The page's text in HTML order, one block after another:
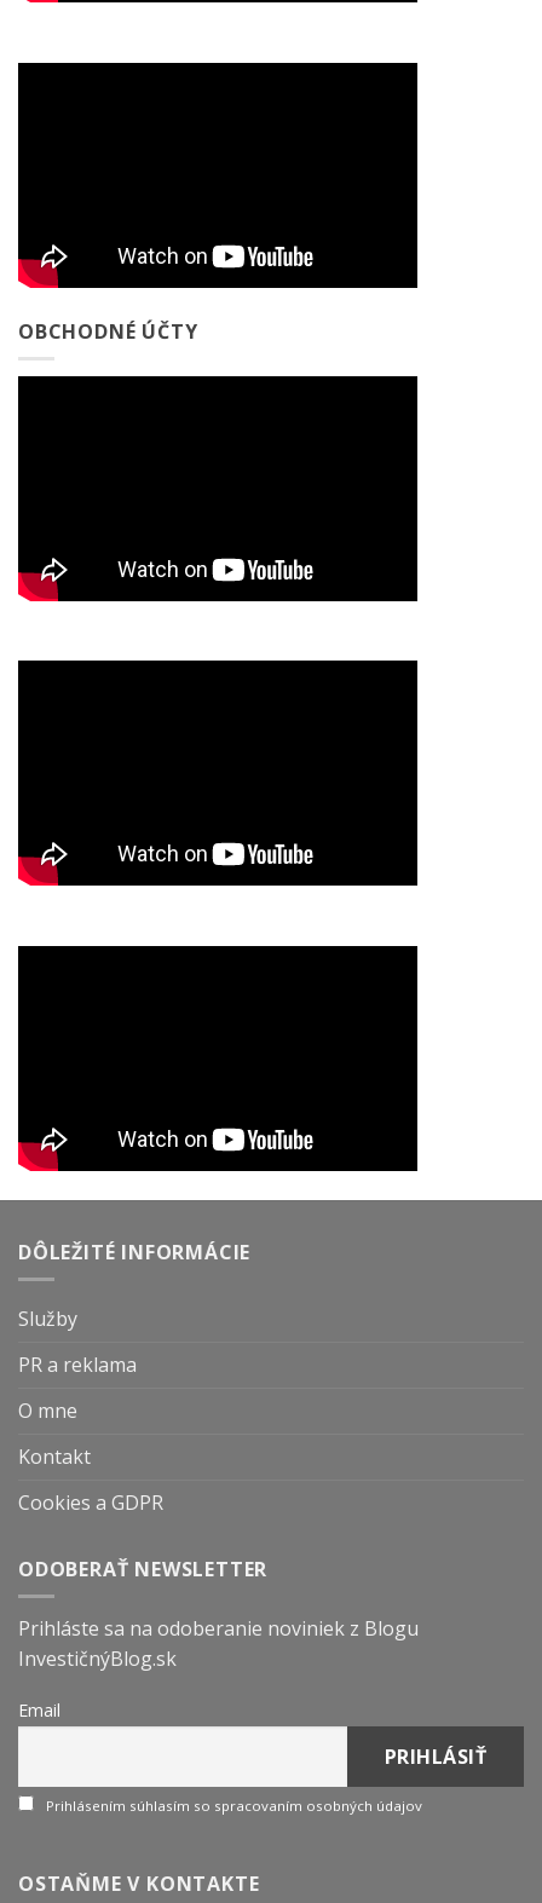
OBCHODNÉ ÚČTY
DÔLEŽITÉ INFORMÁCIE
Služby
PR a reklama
O mne
Kontakt
Cookies a GDPR
ODOBERAŤ NEWSLETTER
Prihláste sa na odoberanie noviniek z Blogu
InvestičnýBlog.sk
Email
Prihlásením súhlasím so spracovaním osobných údajov
OSTAŇME V KONTAKTE